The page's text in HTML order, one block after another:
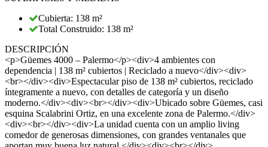
Cubierta: 138 m²
Total Construido: 138 m²
DESCRIPCIÓN
<p>Güemes 4000 – Palermo</p><div>4 ambientes con
dependencia | 138 m² cubiertos | Reciclado a nuevo</div><div>
<br></div><div>Espectacular piso de 138 m² cubiertos, reciclado
íntegramente a nuevo, con detalles de categoría y un diseño
moderno.</div><div><br></div><div>Ubicado sobre Güemes, casi
esquina Scalabrini Ortiz, en una excelente zona de Palermo.</div>
<div><br></div><div>La unidad cuenta con un amplio living
comedor de generosas dimensiones, con grandes ventanales que